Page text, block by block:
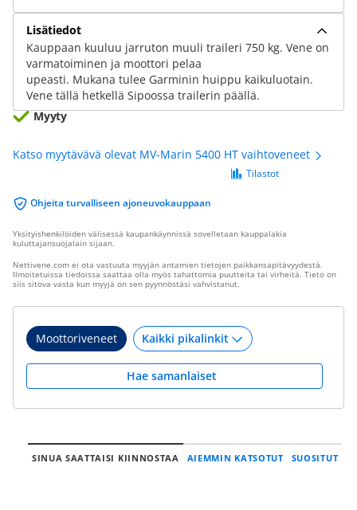
Lisätiedot
Kauppaan kuuluu jarruton muuli traileri 750 kg. Vene on
varmatoiminen ja moottori pelaa
upeasti. Mukana tulee Garminin huippu kaikuluotain.
Vene tällä hetkellä Sipoossa trailerin päällä.
Myyty
Katso myytävävä olevat MV-Marin 5400 HT vaihtoveneet
Ohjeita turvalliseen ajoneuvokauppaan
Tilastot
Yksityishenkilöiden välisessä kaupankäynnissä sovelletaan kauppalakia
kuluttajansuojalain sijaan.
Nettivene.com ei ota vastuuta myyjän antamien tietojen paikkansapitävyydestä.
Ilmoitetuissa tiedoissa saattaa olla myös tahattomia puutteita tai virheitä. Tieto on
siis sitova vasta kun myyjä on sen pyynnöstäsi vahvistanut.
Moottoriveneet
Hae samanlaiset
SINUA SAATTAISI KIINNOSTAA AIEMMIN KATSOTUT SUOSITUT